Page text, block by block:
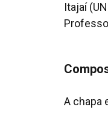
Itajaí
A chapa